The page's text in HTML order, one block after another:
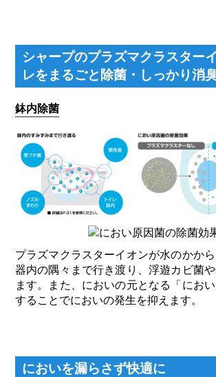
シャープのプラズマクラスター
レをまるごと除菌・しっかり消
鉢内除菌
プラズマクラスターイオンが水のかか
器内の隅々まで行き渡り、浮遊カビ菌
ます。また、においの元となる「にお
することでにおいの発生を抑えます。
においを漏らさず快適に